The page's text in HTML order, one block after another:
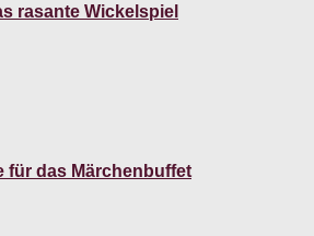
rasante Wickelspiel
für das Märchenbuffet